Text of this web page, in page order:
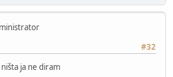
#32
ja ne diram